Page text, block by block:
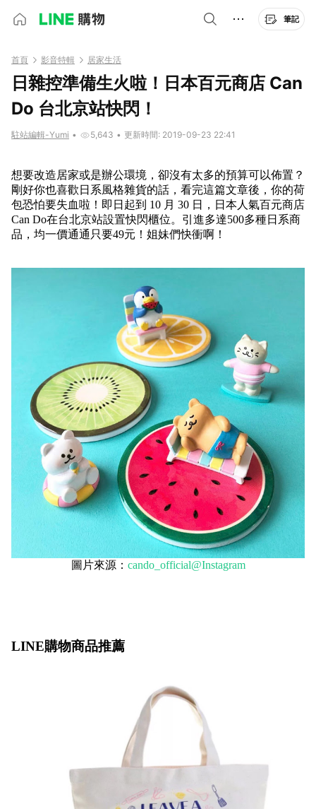
筆記
首頁 影音特輯 居家生活
日雜控準備生火啦！日本百元商店 Can
Do 台北京站快閃！
駐站編輯-Yumi • 5,643 • 更新時間: 2019-09-23 22:41
想要改造居家或是辦公環境，卻沒有太多的預算可以佈置？
剛好你也喜歡日系風格雜貨的話，看完這篇文章後，你的荷
包恐怕要失血啦！即日起到 10 月 30 日， 日本人氣百元商店
Can Do在台北京站設置快閃櫃位。引進多達500多種日系商
品 ， 均一價通通只要49元 ！姐妹們快衝啊！
圖片來源： cando_official@Instagram
LINE購物商品推薦